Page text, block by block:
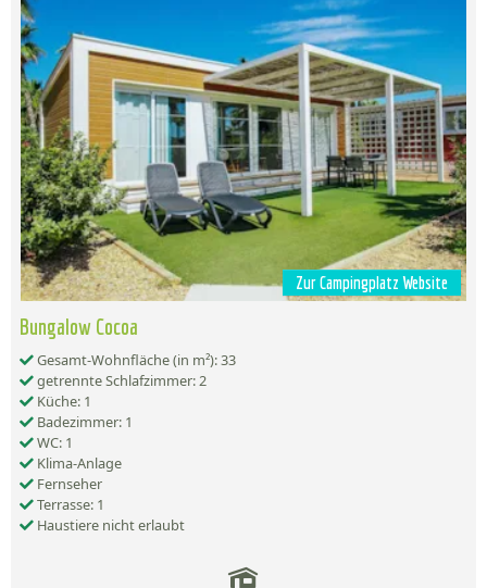
Zur Campingplatz Website
Bungalow Cocoa
Gesamt-Wohnfläche (in m²): 33
getrennte Schlafzimmer: 2
Küche: 1
Badezimmer: 1
WC: 1
Klima-Anlage
Fernseher
Terrasse: 1
Haustiere nicht erlaubt